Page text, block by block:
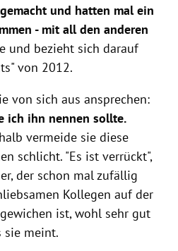
und hatten mal ein
- mit all den anderen
und bezieht sich darauf
von 2012.
von sich aus ansprechen:
ich ihn nennen sollte.
vermeide sie diese
schlicht. "Es ist verrückt",
der schon mal zufällig
Kollegen auf der
ist, wohl sehr gut
sie meint.